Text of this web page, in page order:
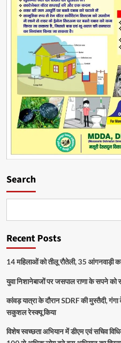
Search
Recent Posts
14 महिलाओं को तीलू रौतेली, 35 आंगनवाड़ी
युवा निशानेबाजों पर जसपाल राणा के सपने को
कांवड़ यात्रा के दौरान SDRF की मुस्तैदी,
सकुशल रेस्क्यू किया
विशेष स्वच्छता अभियान में डीएम एवं सचिव